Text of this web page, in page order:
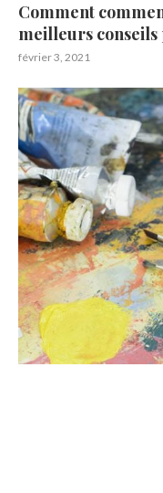
Comment
meilleurs conseils
février 3, 2021